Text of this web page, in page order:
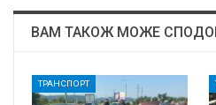
ВАМ ТАКОЖ МОЖЕ
ТРАНСПОРТ